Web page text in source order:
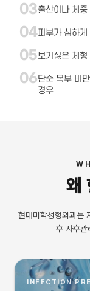
03출산이나 체
04피부가 심하
05보기싫은 체
06단순 복부 비
경우
왜
현대미학성형외과는
후 사후관
INFECTION